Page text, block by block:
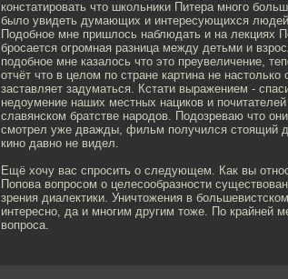
констатировать что школьники Питера много
было увидеть думающих и интересующихся
Подобное мне пришлось наблюдать и на лекциях
бросается огромная разница между детьми и
подобное мне казалось что это преувеличение,
отчёт что в целом по стране картина не
заставляет задуматься. Кстати выражением -
недоумение наших местных нациков и
славянском братстве народов. Подозреваю что
смотрел уже дважды, фильм получился стоящий
кино давно не видел.
Ещё хочу вас спросить о следующем. Как вы
Попова вопросом о целесообразности
зрения диалектики. Уничтожения в
интересно, да и многим другим тоже. По крайней
вопроса.